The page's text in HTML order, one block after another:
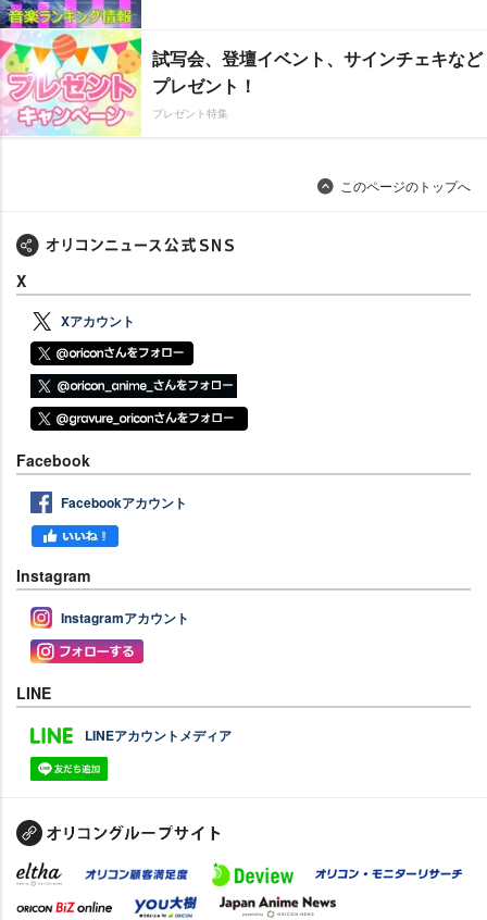
試写会、登壇イベント、サインチェキなど
プレゼント！
プレゼント特集
このページのトップへ
X
Xアカウント
Facebook
Facebookアカウント
Instagram
Instagramアカウント
LINE
LINEアカウントメディア